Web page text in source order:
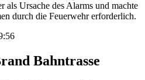
als Ursache des Alarms und machte
durch die Feuerwehr erforderlich.
Bahntrasse